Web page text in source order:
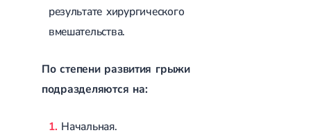
Надпочечниковая недостаточность (болезнь Аддисона)
Физиотерапия
Лазерная терапия
РеабилитацияРеабилитация после вывиха
Реабилитация после артроскопии
результате хирургического
вмешательства.
По степени развития грыжи
подразделяются на:
Начальная.